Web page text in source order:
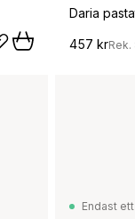
Daria
457 krRek.
Endast